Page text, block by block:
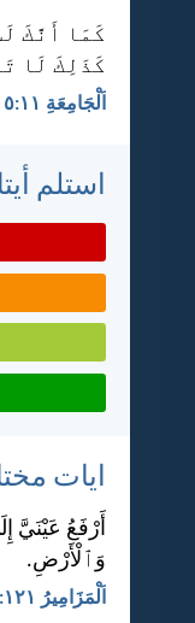
كَمَا أَنَّكَ
كَذَلِكَ لَا
اَلْجَامِعَةِ ١١:‏٥
استلم
ايات
أَرْفَعُ عَيْنَيَّ
وَٱلْأَرْضِ.
اَلْمَزَامِيرُ ١٢١:‏١-‏٢